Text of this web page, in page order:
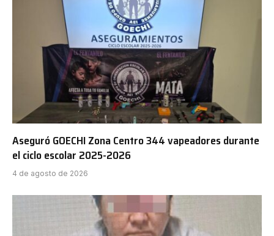
Aseguró GOECHI Zona Centro 344 vapeadores durante
el ciclo escolar 2025-2026
4 de agosto de 2026